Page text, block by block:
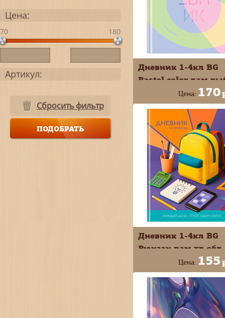
Цена:
70 180
Артикул:
Сбросить фильтр
Дневник 1-4кл BG
Pastel color лам
лак Д5т48_лм_вл
Цена: 170
+
-
В
Дневник 1-4кл BG
Рюкзак лам тв обл
Д5и48_лм 62273
Цена: 155
+
В